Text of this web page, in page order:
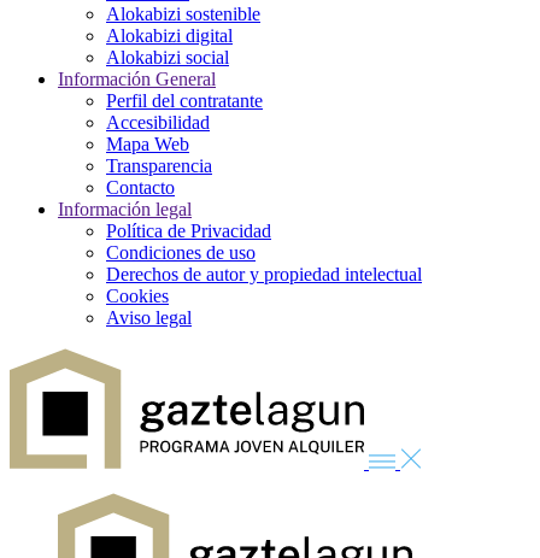
Alokabizi sostenible
Alokabizi digital
Alokabizi social
Información General
Perfil del contratante
Accesibilidad
Mapa Web
Transparencia
Contacto
Información legal
Política de Privacidad
Condiciones de uso
Derechos de autor y propiedad intelectual
Cookies
Aviso legal